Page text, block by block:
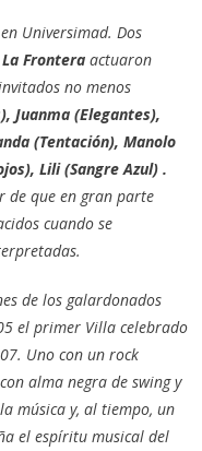
Universimad. Dos
Fronteraactuaron
no menos
Juanma (Elegantes),
(Tentación), Manolo
Lili (Sangre Azul) .
que en gran parte
cuando se
de los galardonados
el primer Villa celebrado
Uno con un rock
alma negra de swing y
música y, al tiempo, un
el espíritu musical del